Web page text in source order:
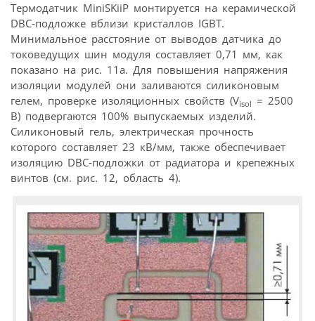
Термодатчик MiniSKiiP монтируется на керамической
DBC-подложке вблизи кристаллов IGBT.
Минимальное расстояние от выводов датчика до
токоведущих шин модуля составляет 0,71 мм, как
показано на рис. 11а. Для повышения напряжения
изоляции модулей они заливаются силиконовым
гелем, проверке изоляционных свойств (Visol = 2500
В) подвергаются 100% выпускаемых изделий.
Силиконовый гель, электрическая прочность
которого составляет 23 кВ/мм, также обеспечивает
изоляцию DBC-подложки от радиатора и крепежных
винтов (см. рис. 12, область 4).